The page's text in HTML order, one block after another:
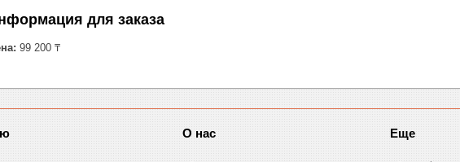
для заказа
99 200 ₸
О нас Еще